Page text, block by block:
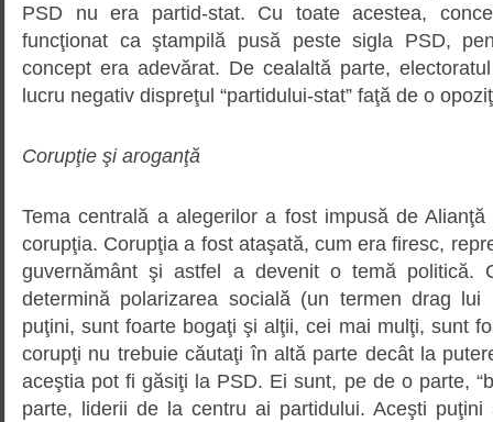
PSD nu era partid-stat. Cu toate acestea,
funcţionat ca ştampilă pusă peste sigla PSD,
concept era adevărat. De cealaltă parte,
lucru negativ dispreţul “partidului-stat” faţă de o
Corupţie şi aroganţă
Tema centrală a alegerilor a fost impusă de
corupţia. Corupţia a fost ataşată, cum era firesc,
guvernământ şi astfel a devenit o temă politică.
determină polarizarea socială (un termen drag
puţini, sunt foarte bogaţi şi alţii, cei mai mulţi, sunt
corupţi nu trebuie căutaţi în altă parte decât la
aceştia pot fi găsiţi la PSD. Ei sunt, pe de o parte,
parte, liderii de la centru ai partidului. Aceşti